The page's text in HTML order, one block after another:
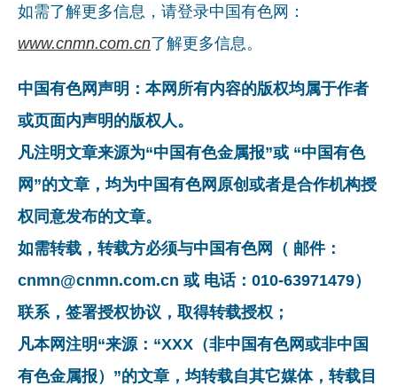
如需了解更多信息，请登录中国有色网：
www.cnmn.com.cn了解更多信息。
中国有色网声明：本网所有内容的版权均属于作者
或页面内声明的版权人。
凡注明文章来源为“中国有色金属报”或 “中国有色
网”的文章，均为中国有色网原创或者是合作机构授
权同意发布的文章。
如需转载，转载方必须与中国有色网（ 邮件：
cnmn@cnmn.com.cn 或 电话：010-63971479）
联系，签署授权协议，取得转载授权；
凡本网注明“来源：“XXX（非中国有色网或非中国
有色金属报）”的文章，均转载自其它媒体，转载目